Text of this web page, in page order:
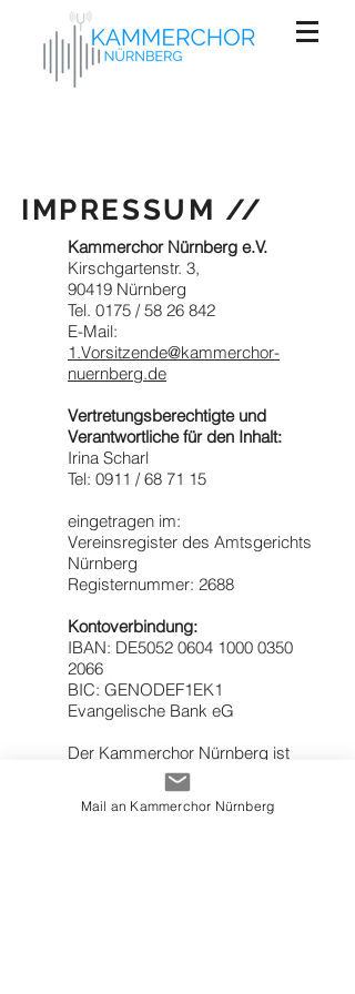
IMPRESSUM //
Kammerchor Nürnberg e.V.
Kirschgartenstr. 3,
90419 Nürnberg
Tel. 0175 /58 26 842
E-Mail:
1.Vorsitzende@kammerchor-
nuernberg.de
Vertretungsberechtigte und
Verantwortliche für den Inhalt:
Irina Scharl
Tel: 0911 / 68 71 15
eingetragen im:
Vereinsregister des Amtsgerichts
Nürnberg
Registernummer: 2688
Kontoverbindung:
IBAN: DE5052 0604 1000 0350
2066
BIC: GENODEF1EK1
Evangelische Bank eG
Der Kammerchor Nürnberg ist
Mitglied im Verband Deutscher
KonzertChöre (VDKC).
Mail an Kammerchor Nürnberg